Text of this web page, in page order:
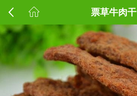
票草牛肉干